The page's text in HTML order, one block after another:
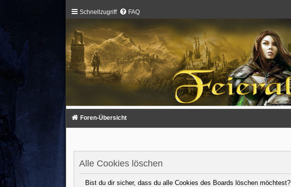
Schnellzugriff FAQ
Foren-Übersicht
Alle Cookies löschen
Bist du dir sicher, dass du alle Cookies des Boards löschen möchtest?